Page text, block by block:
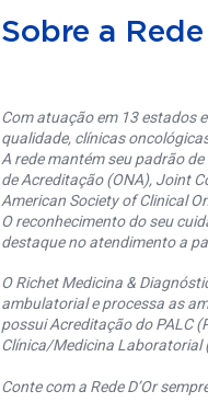
Sobre a
Com atuação em 13 estados
qualidade, clínicas
A rede mantém seu padrão
de Acreditação (ONA), Joint
American Society of Clinical
O reconhecimento do seu
destaque no atendimento a
O Richet Medicina &
ambulatorial e processa as
possui Acreditação do PALC
Clínica/Medicina Laboratorial
Conte com a Rede D’Or